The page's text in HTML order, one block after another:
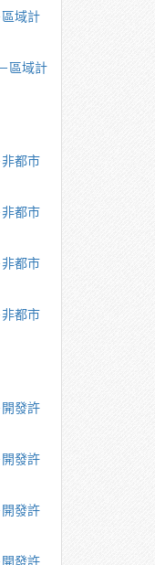
域計
區域計
都市
都市
都市
都市
發許
發許
發許
發許